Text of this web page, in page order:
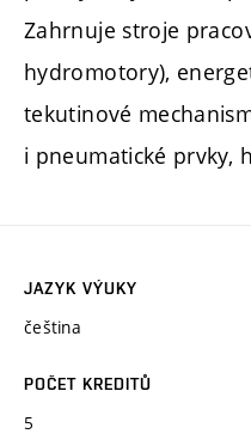
Zahrnuje stroje
hydromotory),
tekutinové
i pneumatické prvky,
JAZYK VÝUKY
čeština
POČET KREDITŮ
5